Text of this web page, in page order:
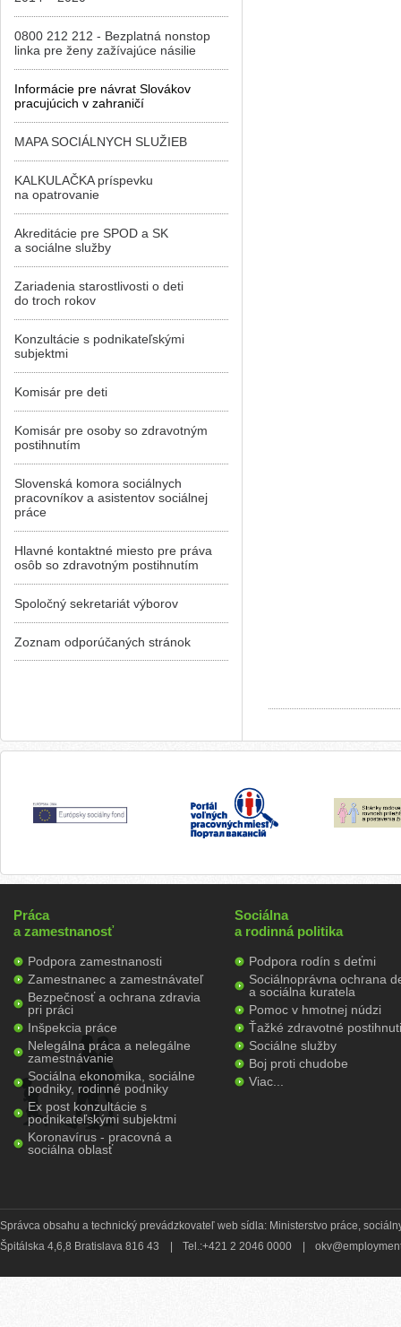
0800 212 212 - Bezplatná nonstop
linka pre ženy zažívajúce násilie
Informácie pre návrat Slovákov
pracujúcich v zahraničí
MAPA SOCIÁLNYCH SLUŽIEB
KALKULAČKA príspevku
na opatrovanie
Akreditácie pre SPOD a SK
a sociálne služby
Zariadenia starostlivosti o deti
do troch rokov
Konzultácie s podnikateľskými
subjektmi
Komisár pre deti
Komisár pre osoby so zdravotným
postihnutím
Slovenská komora sociálnych
pracovníkov a asistentov sociálnej
práce
Hlavné kontaktné miesto pre práva
osôb so zdravotným postihnutím
Spoločný sekretariát výborov
Zoznam odporúčaných stránok
Práca
a zamestnanosť
Podpora zamestnanosti
Zamestnanec a zamestnávateľ
Bezpečnosť a ochrana zdravia
pri práci
Inšpekcia práce
Nelegálna práca a nelegálne
zamestnávanie
Sociálna ekonomika, sociálne
podniky, rodinné podniky
Ex post konzultácie s
podnikateľskými subjektmi
Koronavírus - pracovná a
sociálna oblasť
Sociálna
a rodinná politika
Podpora rodín s deťmi
Sociálnoprávna ochrana
a sociálna kuratela
Pomoc v hmotnej núdzi
Ťažké zdravotné
Sociálne služby
Boj proti chudobe
Viac...
Správca obsahu a technický prevádzkovateľ web sídla: Ministerstvo práce,
Špitálska 4,6,8 Bratislava 816 43
Tel.:+421 2 2046 0000